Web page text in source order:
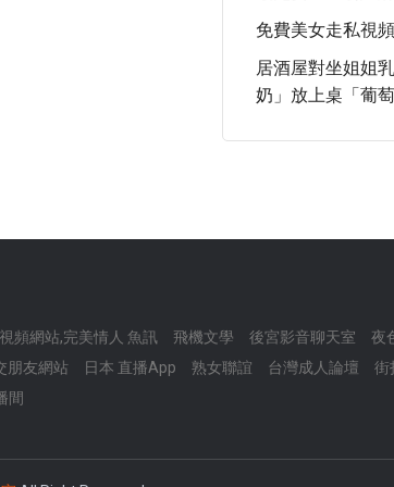
免費美女走私視
居酒屋對坐姐姐
奶」放上桌「葡
頻網站,完美情人 魚訊 飛機文學 後宮影音聊天室 夜
朋友網站 日本 直播App 熟女聯誼 台灣成人論壇
街
間